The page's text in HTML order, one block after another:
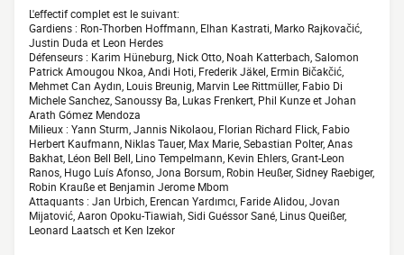
L'effectif complet est le suivant:
Gardiens : Ron-Thorben Hoffmann, Elhan Kastrati, Marko Rajkovačić,
Justin Duda et Leon Herdes
Défenseurs : Karim Hüneburg, Nick Otto, Noah Katterbach, Salomon
Patrick Amougou Nkoa, Andi Hoti, Frederik Jäkel, Ermin Bičakčić,
Mehmet Can Aydın, Louis Breunig, Marvin Lee Rittmüller, Fabio Di
Michele Sanchez, Sanoussy Ba, Lukas Frenkert, Phil Kunze et Johan
Arath Gómez Mendoza
Milieux : Yann Sturm, Jannis Nikolaou, Florian Richard Flick, Fabio
Herbert Kaufmann, Niklas Tauer, Max Marie, Sebastian Polter, Anas
Bakhat, Léon Bell Bell, Lino Tempelmann, Kevin Ehlers, Grant-Leon
Ranos, Hugo Luís Afonso, Jona Borsum, Robin Heußer, Sidney Raebiger,
Robin Krauße et Benjamin Jerome Mbom
Attaquants : Jan Urbich, Erencan Yardımcı, Faride Alidou, Jovan
Mijatović, Aaron Opoku-Tiawiah, Sidi Guéssor Sané, Linus Queißer,
Leonard Laatsch et Ken Izekor